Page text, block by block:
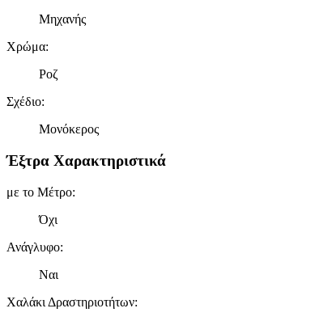
Μηχανής
Χρώμα:
Ροζ
Σχέδιο:
Μονόκερος
Έξτρα Χαρακτηριστικά
με το Μέτρο:
Όχι
Ανάγλυφο:
Ναι
Χαλάκι Δραστηριοτήτων: